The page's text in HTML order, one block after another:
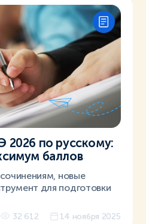
2026 по русскому:
баллов
новые
для подготовки
32 612 14 ноября 2025